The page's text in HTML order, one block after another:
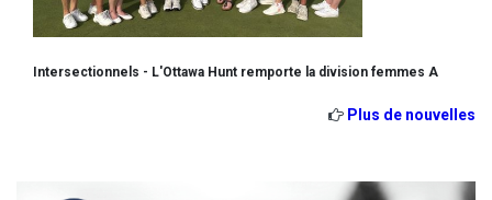
Intersectionnels - L'Ottawa Hunt remporte la division femmes A
Plus de nouvelles